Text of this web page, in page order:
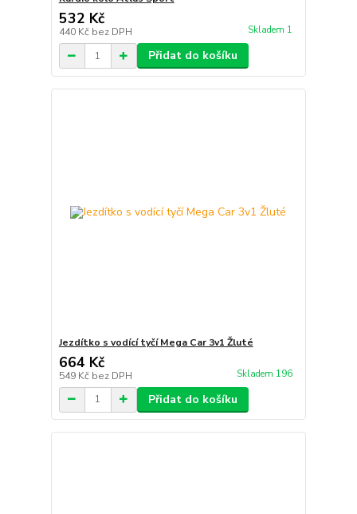
532 Kč
440 Kč bez DPH Skladem 1
Přidat do košíku
Jezdítko s vodící tyčí Mega Car 3v1 Žluté
664 Kč
549 Kč bez DPH Skladem 196
Přidat do košíku